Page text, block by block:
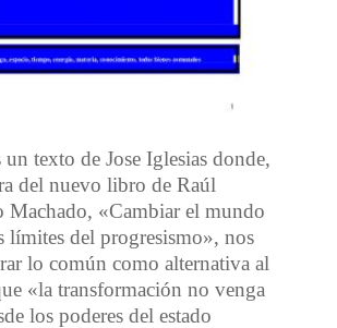
un texto de Jose Iglesias donde,
del nuevo libro de Raúl
Machado, «Cambiar el mundo
límites del progresismo», nos
lo común como alternativa al
«la transformación no venga
los poderes del estado